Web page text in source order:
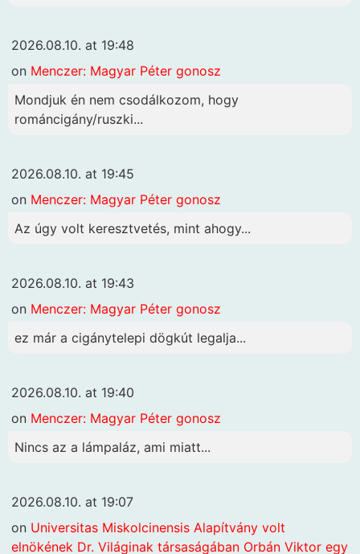
2026.08.10. at 19:48
on Menczer: Magyar Péter gonosz
Mondjuk én nem csodálkozom, hogy
románcigány/ruszki...
2026.08.10. at 19:45
on Menczer: Magyar Péter gonosz
Az úgy volt keresztvetés, mint ahogy...
2026.08.10. at 19:43
on Menczer: Magyar Péter gonosz
ez már a cigánytelepi dögkút legalja...
2026.08.10. at 19:40
on Menczer: Magyar Péter gonosz
Nincs az a lámpaláz, ami miatt...
2026.08.10. at 19:07
on Universitas Miskolcinensis Alapítvány volt
elnökének Dr. Világinak társaságában Orbán Viktor egy